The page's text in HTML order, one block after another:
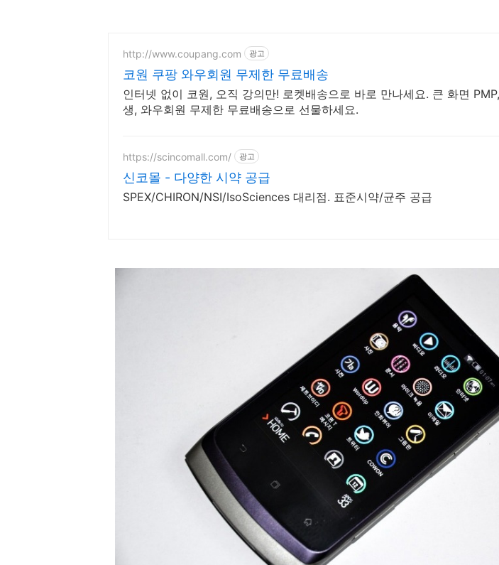
http://www.coupang.com 광고
코원 쿠팡 와우회원 무제한 무료배송
인터넷 없이 코원, 오직 강의만! 로켓배송으로 바로 만나세요. 큰 화면
생, 와우회원 무제한 무료배송으로 선물하세요.
https://scincomall.com/ 광고
신코몰 - 다양한 시약 공급
SPEX/CHIRON/NSI/IsoSciences 대리점. 표준시약/균주 공급